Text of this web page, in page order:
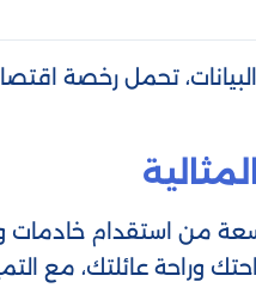
تحمل رخصة
من استقدام
وراحة عائلتك، مع